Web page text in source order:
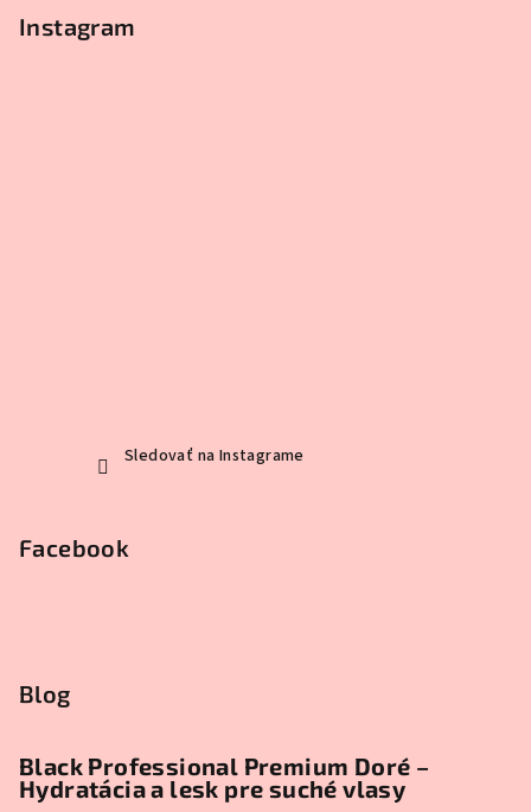
Instagram
Sledovať na Instagrame
Facebook
Blog
Black Professional Premium Doré –
Hydratácia a lesk pre suché vlasy